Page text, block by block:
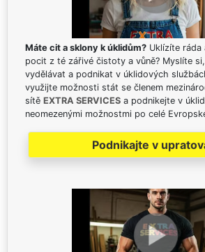
Máte cit a sklony k úklidům? Uklízíte ráda
pocit z té zářivé čistoty a vůně? Myslíte
vydělávat a podnikat v úklidových
využijte možnosti stát se členem
sítě EXTRA SERVICES a podnikejte v
neomezenými možnostmi po celé
Podnikajte v